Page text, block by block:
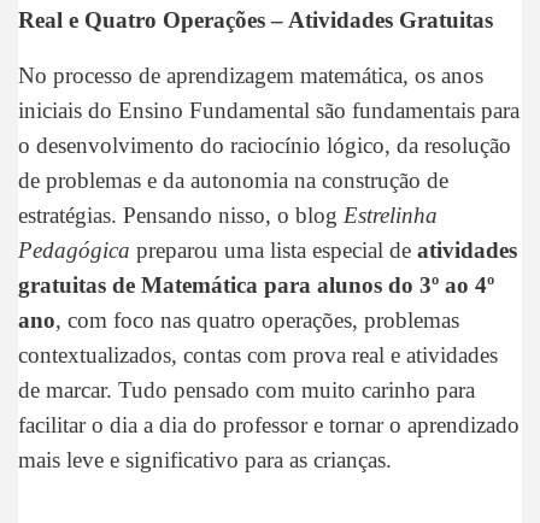
Real e Quatro Operações – Atividades Gratuitas
No processo de aprendizagem matemática, os anos
iniciais do Ensino Fundamental são fundamentais para
o desenvolvimento do raciocínio lógico, da resolução
de problemas e da autonomia na construção de
estratégias. Pensando nisso, o blog Estrelinha
Pedagógica preparou uma lista especial de atividades
gratuitas de Matemática para alunos do 3º ao 4º
ano, com foco nas quatro operações, problemas
contextualizados, contas com prova real e atividades
de marcar. Tudo pensado com muito carinho para
facilitar o dia a dia do professor e tornar o aprendizado
mais leve e significativo para as crianças.